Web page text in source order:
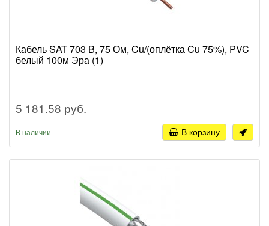
Кабель SAT 703 B, 75 Ом, Cu/(оплётка Cu 75%), PVC
белый 100м Эра (1)
5 181.58 руб.
В наличии В корзину